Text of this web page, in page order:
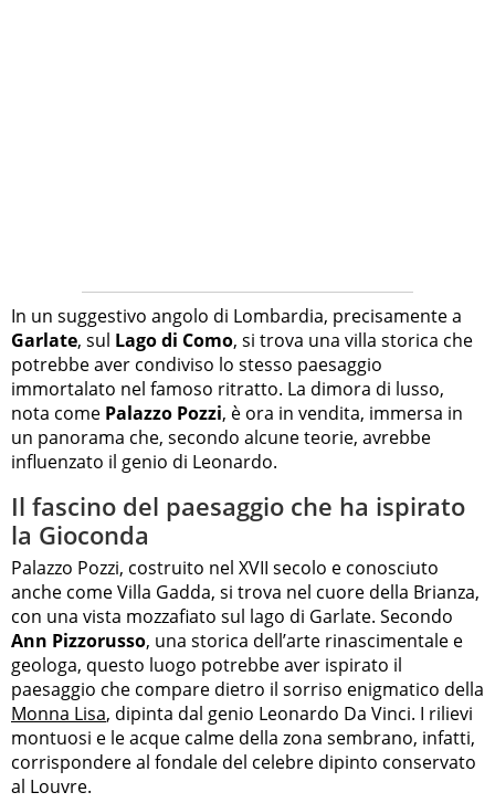
In un suggestivo angolo di Lombardia, precisamente a
Garlate, sul Lago di Como, si trova una villa storica che
potrebbe aver condiviso lo stesso paesaggio
immortalato nel famoso ritratto. La dimora di lusso,
nota come Palazzo Pozzi, è ora in vendita, immersa in
un panorama che, secondo alcune teorie, avrebbe
influenzato il genio di Leonardo.
Il fascino del paesaggio che ha ispirato
la Gioconda
Palazzo Pozzi, costruito nel XVII secolo e conosciuto
anche come Villa Gadda, si trova nel cuore della Brianza,
con una vista mozzafiato sul lago di Garlate. Secondo
Ann Pizzorusso, una storica dell’arte rinascimentale e
geologa, questo luogo potrebbe aver ispirato il
paesaggio che compare dietro il sorriso enigmatico della
Monna Lisa, dipinta dal genio Leonardo Da Vinci. I rilievi
montuosi e le acque calme della zona sembrano, infatti,
corrispondere al fondale del celebre dipinto conservato
al Louvre.